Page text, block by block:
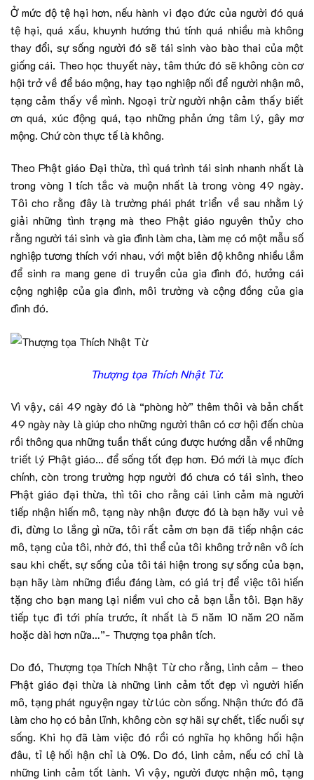
Ở mức độ tệ hại hơn, nếu hành vi đạo đức của người đó quá
tệ hại, quá xấu, khuynh hướng thú tính quá nhiều mà không
thay đổi, sự sống người đó sẽ tái sinh vào bào thai của một
giống cái. Theo học thuyết này, tâm thức đó sẽ không còn cơ
hội trở về để báo mộng, hay tạo nghiệp nối để người nhận mô,
tạng cảm thấy về mình. Ngoại trừ người nhận cảm thấy biết
ơn quá, xúc động quá, tạo những phản ứng tâm lý, gây mơ
mộng. Chứ còn thực tế là không.
Theo Phật giáo Đại thừa, thì quá trình tái sinh nhanh nhất là
trong vòng 1 tích tắc và muộn nhất là trong vòng 49 ngày.
Tôi cho rằng đây là trường phái phát triển về sau nhằm lý
giải những tình trạng mà theo Phật giáo nguyên thủy cho
rằng người tái sinh và gia đình làm cha, làm mẹ có một mẫu số
nghiệp tương thích với nhau, với một biên độ không nhiều lắm
để sinh ra mang gene di truyền của gia đình đó, hưởng cái
cộng nghiệp của gia đình, môi trường và cộng đồng của gia
đình đó.
Thượng tọa Thích Nhật Từ.
Vì vậy, cái 49 ngày đó là “phòng hờ” thêm thôi và bản chất
49 ngày này là giúp cho những người thân có cơ hội đến chùa
rồi thông qua những tuần thất cúng được hướng dẫn về những
triết lý Phật giáo… để sống tốt đẹp hơn. Đó mới là mục đích
chính, còn trong trường hợp người đó chưa có tái sinh, theo
Phật giáo đại thừa, thì tôi cho rằng cái linh cảm mà người
tiếp nhận hiến mô, tạng này nhận được đó là bạn hãy vui vẻ
đi, đừng lo lắng gì nữa, tôi rất cảm ơn bạn đã tiếp nhận các
mô, tạng của tôi, nhờ đó, thi thể của tôi không trở nên vô ích
sau khi chết, sự sống của tôi tái hiện trong sự sống của bạn,
bạn hãy làm những điều đáng làm, có giá trị để việc tôi hiến
tặng cho bạn mang lại niềm vui cho cả bạn lẫn tôi. Bạn hãy
tiếp tục đi tới phía trước, ít nhất là 5 năm 10 năm 20 năm
hoặc dài hơn nữa…”- Thượng tọa phân tích.
Do đó, Thượng tọa Thích Nhật Từ cho rằng, linh cảm – theo
Phật giáo đại thừa là những linh cảm tốt đẹp vì người hiến
mô, tạng phát nguyện ngay từ lúc còn sống. Nhận thức đó đã
làm cho họ có bản lĩnh, không còn sợ hãi sự chết, tiếc nuối sự
sống. Khi họ đã làm việc đó rồi có nghĩa họ không hối hận
đâu, tỉ lệ hối hận chỉ là 0%. Do đó, linh cảm, nếu có chỉ là
những linh cảm tốt lành. Vì vậy, người được nhận mô, tạng